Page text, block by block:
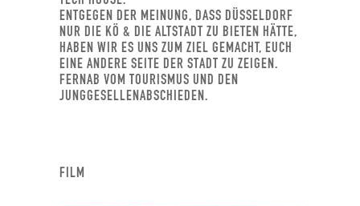
ENTGEGEN DER MEINUNG, DASS DÜSSELDORF
NUR DIE KÖ & DIE ALTSTADT ZU BIETEN HÄTTE,
HABEN WIR ES UNS ZUM ZIEL GEMACHT, EUCH
EINE ANDERE SEITE DER STADT ZU ZEIGEN.
FERNAB VOM TOURISMUS UND DEN
JUNGGESELLENABSCHIEDEN.
FILM